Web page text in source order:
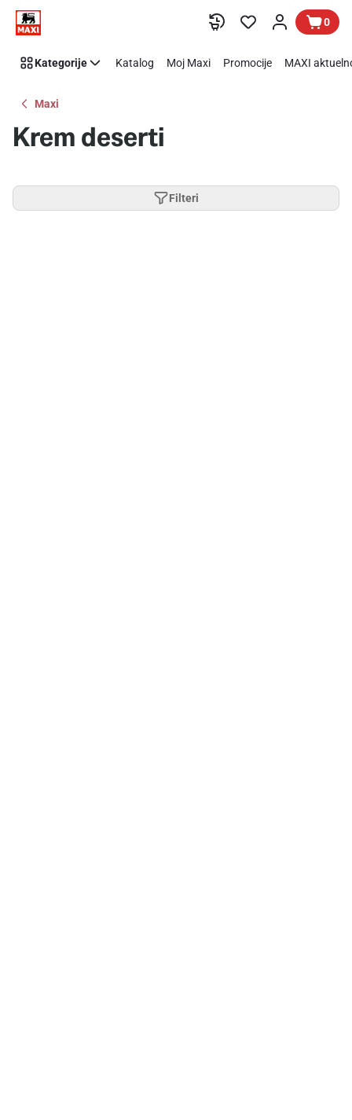
Preskoči link 0
Kategorije Katalog Moj Maxi Promocije MAXI
Maxi
Krem deserti
Filteri